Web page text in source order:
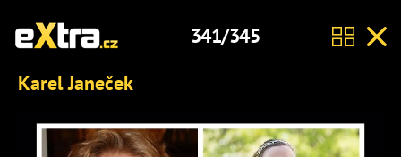
341/345
Karel Janeček